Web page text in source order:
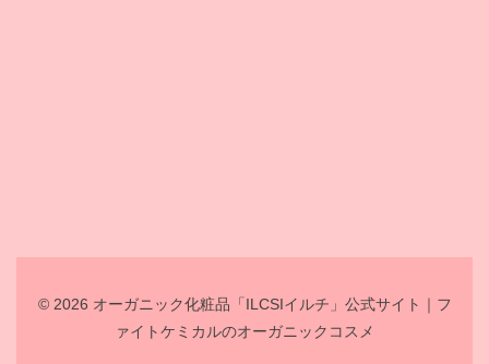
© 2026 オーガニック化粧品「ILCSIイルチ」公式サイト｜フ
ァイトケミカルのオーガニックコスメ